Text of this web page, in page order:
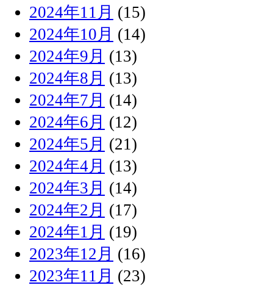
2024年11月 (15)
2024年10月 (14)
2024年9月 (13)
2024年8月 (13)
2024年7月 (14)
2024年6月 (12)
2024年5月 (21)
2024年4月 (13)
2024年3月 (14)
2024年2月 (17)
2024年1月 (19)
2023年12月 (16)
2023年11月 (23)